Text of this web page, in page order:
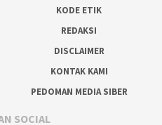
KODE ETIK
REDAKSI
DISCLAIMER
KONTAK KAMI
PEDOMAN MEDIA SIBER
SOCIAL